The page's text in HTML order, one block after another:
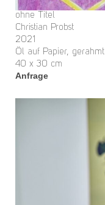
ohne Titel
Christian Probst
2021
Öl auf Papier, gerahmt
40 x 30 cm
Anfrage